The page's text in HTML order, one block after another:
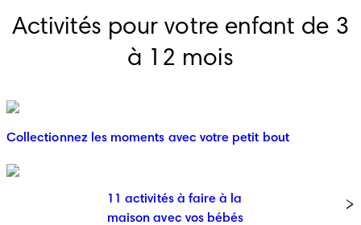
Activités pour votre enfant de 3
à 12 mois
Collectionnez les moments avec votre petit bout
11 activités à faire à la
maison avec vos bébés